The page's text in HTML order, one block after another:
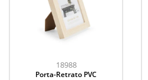
18988
Porta-Retrato PVC